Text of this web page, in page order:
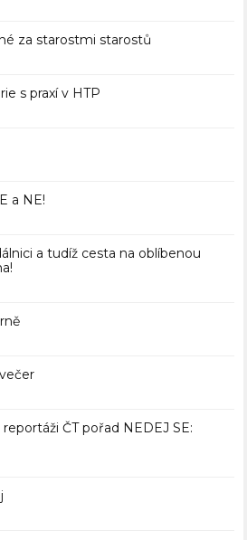
za starostmi starostů
s praxí v HTP
a NE!
a tudíž cesta na oblíbenou
ČT pořad NEDEJ SE: